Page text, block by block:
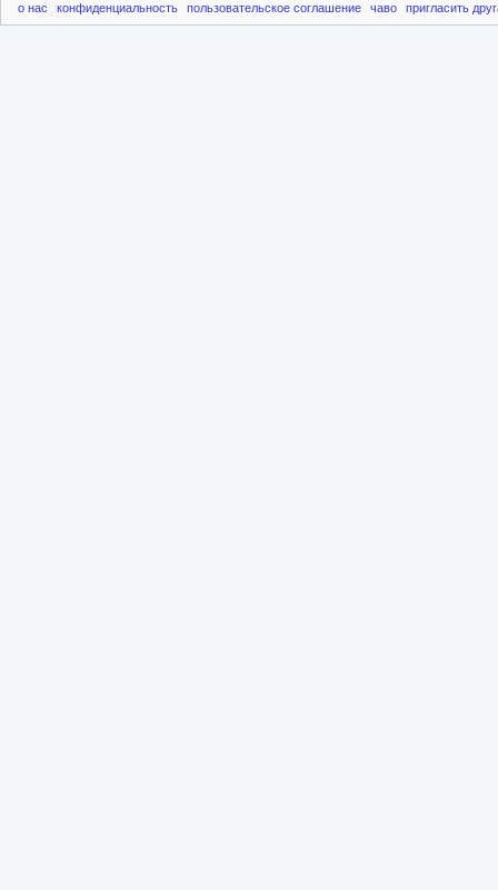
о нас конфиденциальность пользовательское соглашение чаво пригласить